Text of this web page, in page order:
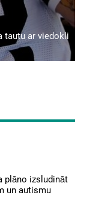
tautu ar viedokli
plāno izsludināt
un autismu